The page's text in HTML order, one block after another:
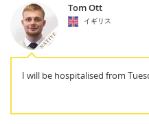
Tom Ott
イギリス
I will be hospitalised from